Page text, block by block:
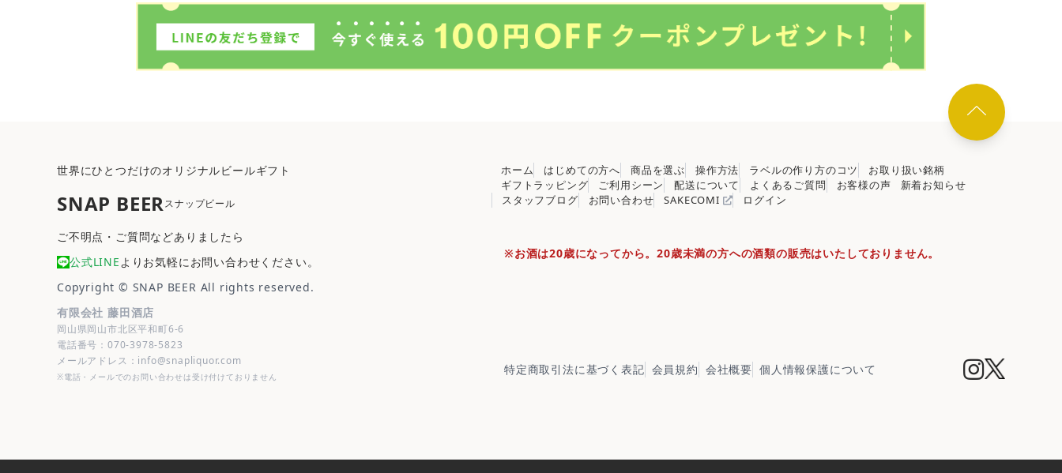
世界にひとつだけのオリジナルビールギフト
SNAP BEERスナップビール
ご不明点・ご質問などありましたら
公式LINEよりお気軽にお問い合わせください。
Copyright © SNAP BEER All rights reserved.
有限会社 藤田酒店
岡山県岡山市北区平和町6-6
電話番号：070-3978-5823
メールアドレス：info@snapliquor.com
※電話・メールでのお問い合わせは受け付けておりません
ホーム はじめての方へ 商品を選ぶ 操作方法 ラベルの作り方のコツ
お取り扱い銘柄
ギフトラッピング
ご利用シーン 配送について よくあるご質問 お客様の声
新着お知らせ
スタッフブログ
お問い合わせ SAKECOMI ログイン
※お酒は20歳になってから。20歳未満の方への酒類の販売はいたしておりません。
特定商取引法に基づく表記 会員規約 会社概要 個人情報保護について